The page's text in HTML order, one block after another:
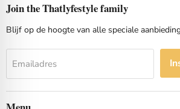
Join the Thatlyfestyle family
Blijf op de hoogte van alle speciale
Emailadres